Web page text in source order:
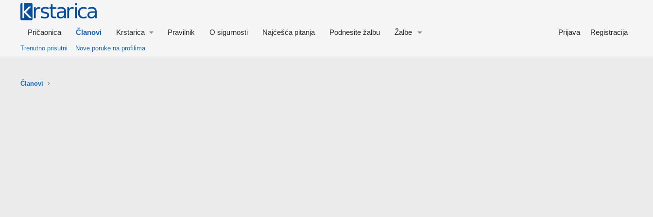
Pričaonica Članovi Krstarica Pravilnik O sigurnosti Najćešća pitanja Podnesite žalbu Žalbe Prijava Registracija
Trenutno prisutni Nove poruke na profilima
Članovi